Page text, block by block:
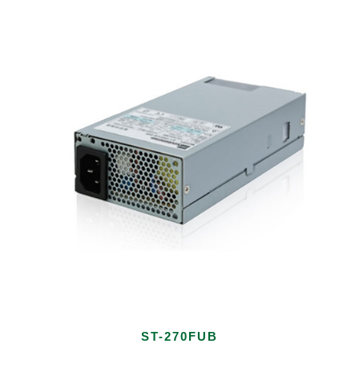
ST-270FUB